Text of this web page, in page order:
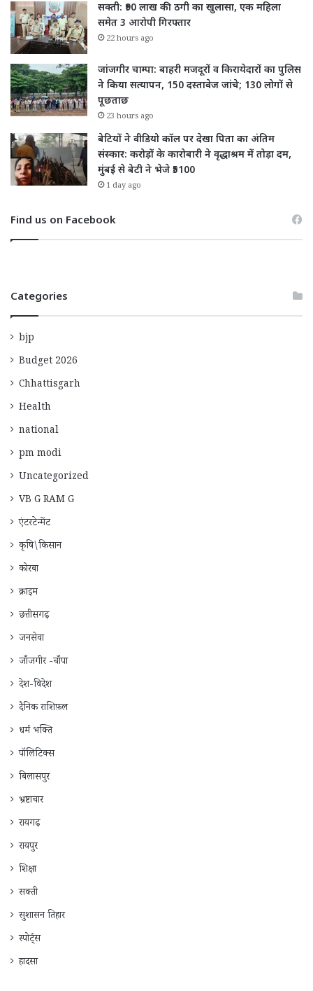
सक्ती: ₹90 लाख की ठगी का खुलासा, एक महिला
समेत 3 आरोपी गिरफ्तार
22 hours ago
जांजगीर चाम्पा: बाहरी मजदूरों व किरायेदारों का पुलिस
ने किया सत्यापन, 150 दस्तावेज जांचे; 130 लोगों से
पूछताछ
23 hours ago
बेटियों ने वीडियो कॉल पर देखा पिता का अंतिम
संस्कार: करोड़ों के कारोबारी ने वृद्धाश्रम में तोड़ा दम,
मुंबई से बेटी ने भेजे ₹5100
1 day ago
Find us on Facebook
Categories
bjp
Budget 2026
Chhattisgarh
Health
national
pm modi
Uncategorized
VB G RAM G
एंटरटेन्मेंट
कृषि\किसान
कोरबा
क्राइम
छत्तीसगढ़
जनसेवा
जाँजगीर -चाँपा
देश-विदेश
दैनिक राशिफ़ल
धर्म भक्ति
पॉलिटिक्स
बिलासपुर
भ्रष्टाचार
रायगढ़
रायपुर
शिक्षा
सक्ती
सुशासन तिहार
स्पोर्ट्स
हादसा